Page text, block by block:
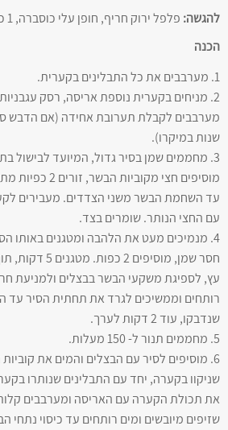
להגשה: פלפל ירוק חריף, חופן עלי כוסברה, 1 כפית מיץ לימון, מלח
הכנה
1. מערבבים את כל התבלינים בקערית.
2. מניחים בקערית נוספת אריסה, רסק
מערבבים לקבלת תערובת אחידה (אם הדבש
שנות במיקרו).
3. מחממים שמן בסיר גדול, המיועד לבישול
מוסיפים חצי
עד השחמת הבשר משני הצדדים. מעבירים
עם החצי הנותר. שומרים בצד.
4. מנמיכים מעט את הלהבה ומטגנים באותו
חסר שמן, מוסיפים
רותחים וממשיכים לגרד את תחתית הסיר
שנדבקו, עוד 2 דקות לערך.
5. מחממים תנור ל- 150 מעלות.
6. מוסיפים לסיר עם הבצלים והמים את
שניקוו בקערה, יחד עם התבלינים שנותרו
את תכולת הקערה עם האריסה ומערבבים